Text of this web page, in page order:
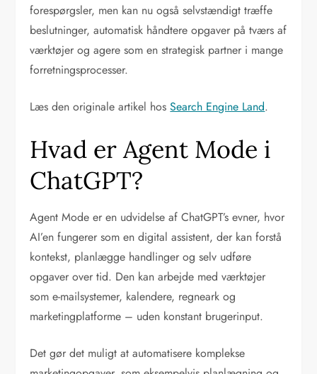
forespørgsler, men kan nu også selvstændigt træffe
beslutninger, automatisk håndtere opgaver på tværs af
værktøjer og agere som en strategisk partner i mange
forretningsprocesser.
Læs den originale artikel hosSearch Engine Land.
Hvad er Agent Mode i
ChatGPT?
Agent Mode er en udvidelse af ChatGPT’s evner, hvor
AI’en fungerer som en digital assistent, der kan forstå
kontekst, planlægge handlinger og selv udføre
opgaver over tid. Den kan arbejde med værktøjer
som e-mailsystemer, kalendere, regneark og
marketingplatforme – uden konstant brugerinput.
Det gør det muligt at automatisere komplekse